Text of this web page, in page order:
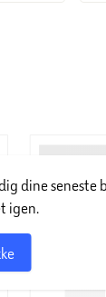
dine seneste
igen.